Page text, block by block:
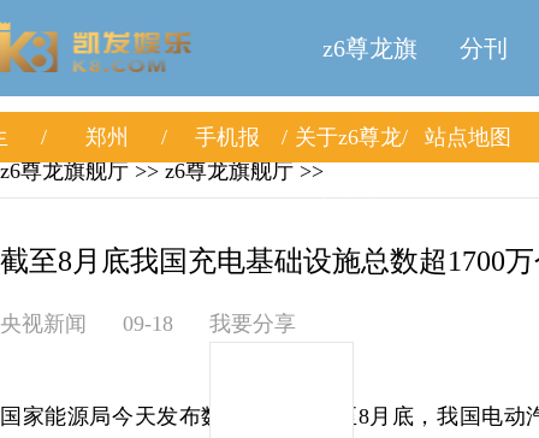
z6尊龙旗
舰厅
分刊
郑州 手机报 关于z6尊龙
站点地图
z6尊龙旗舰厅 >> z6尊龙旗舰厅 >>
截至8月底我国充电基础设施总数超1700
央视新闻 09-18 我要分享
国家能源局今天发布数据显示，截至8月底，我国电动